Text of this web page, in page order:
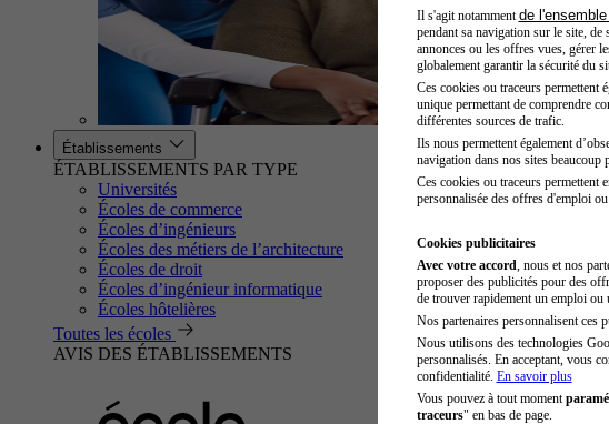
Établissements
ÉTABLISSEMENTS PAR TYPE
Universités
Écoles de commerce
Écoles d’ingénieurs
Écoles des métiers de l’architecture
Écoles de droit
Écoles d’ingénieur informatique
Écoles hôtelières
Toutes les écoles
AVIS DES ÉTABLISSEMENTS
Il s'agit notamment de
pendant sa navigation sur le site,
annonces ou les offres vues, gérer
globalement garantir la sécurité du
Ces cookies ou traceurs permettent
unique permettant de comprendre
différentes sources de trafic.
Ils nous permettent également
navigation dans nos sites beaucoup
Ces cookies ou traceurs permettent
personnalisée des offres d'emploi
Cookies publicitaires
Avec votre accord , nous et nos
proposer des publicités pour des
de trouver rapidement un emploi ou
Nos partenaires personnalisent ces
Nous utilisons des technologies
personnalisés. En acceptant, vous
confidentialité. En savoir plus
Vous pouvez à tout moment
traceurs" en bas de page.